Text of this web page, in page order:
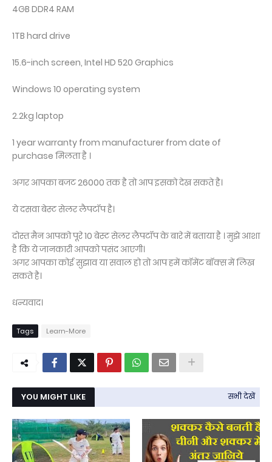
4GB DDR4 RAM
1TB hard drive
15.6-inch screen, Intel HD 520 Graphics
Windows 10 operating system
2.2kg laptop
1 year warranty from manufacturer from date of
purchase मिलता है ।
अगर आपका बजट 26000 तक है तो आप इसको देख सकते है।
ये दसवा बेस्ट सेलर लैपटॉप है।
दोस्त मैन आपको पूरे 10 बेस्ट सेलर लैपटॉप के बारे में बताया है । मुझे आशा
है कि ये जानकारी आपको पसंद आएगी।
अगर आपका कोई सुझाव या सवाल हो तो आप हमें कॉमेंट बॉक्स में लिख
सकते है।
धन्यवाद।
Tags Learn-More
YOU MIGHT LIKE सभी देखें